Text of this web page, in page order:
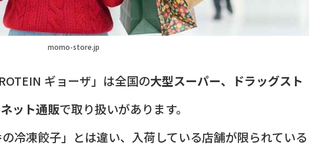
momo-store.jp
ギョーザ」は全国の大型スーパー、ドラッグスト
ット通販で取り扱いがあります。
冷凍餃子」とは違い、入荷している店舗が限られている